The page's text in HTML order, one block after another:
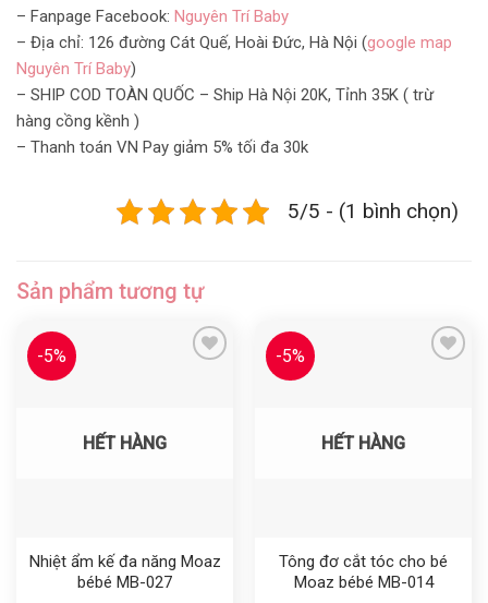
– Fanpage Facebook: Nguyên Trí Baby
– Địa chỉ: 126 đường Cát Quế, Hoài Đức, Hà Nội (google map
Nguyên Trí Baby)
– SHIP COD TOÀN QUỐC – Ship Hà Nội 20K, Tỉnh 35K ( trừ
hàng cồng kềnh )
– Thanh toán VN Pay giảm 5% tối đa 30k
5/5 - (1 bình chọn)
Sản phẩm tương tự
-5%
HẾT HÀNG
Nhiệt ẩm kế đa năng Moaz
bébé MB-027
-5%
HẾT HÀNG
Tông đơ cắt tóc cho bé
Moaz bébé MB-014